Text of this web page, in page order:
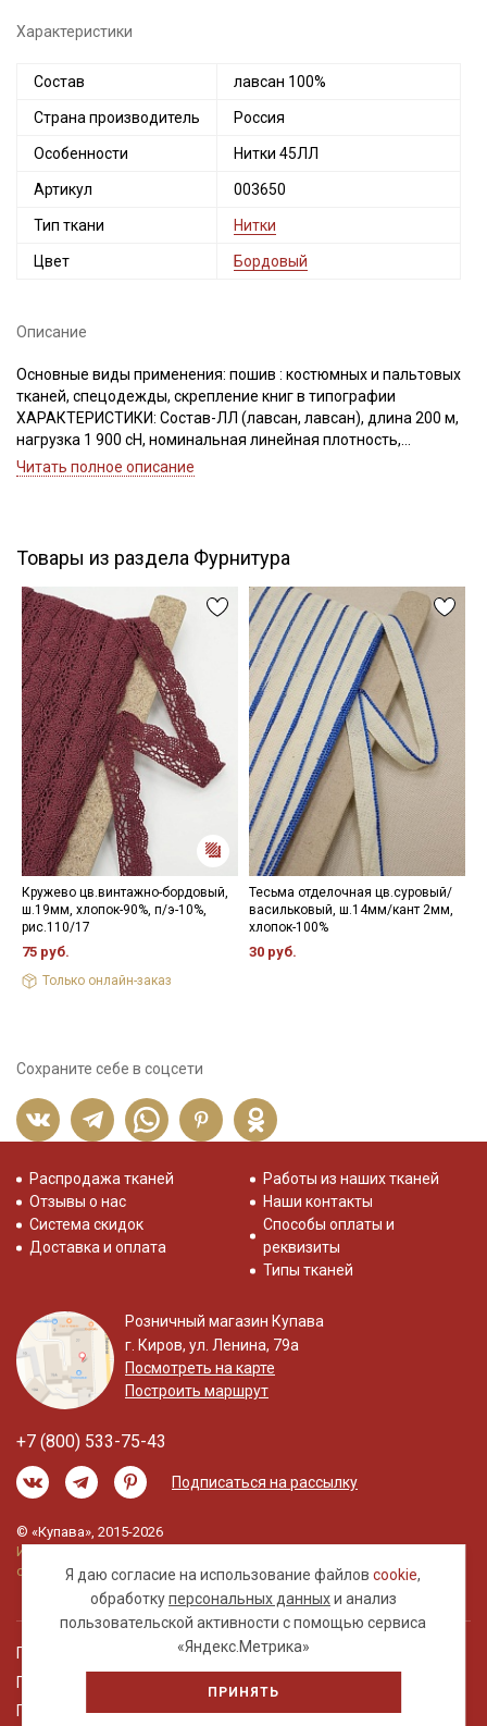
Характеристики
Состав лавсан 100%
Страна производитель Россия
Особенности Нитки 45ЛЛ
Артикул 003650
Тип ткани Нитки
Цвет Бордовый
Описание
Основные виды применения: пошив : костюмных и пальтовых
тканей, спецодежды, скрепление книг в типографии
ХАРАКТЕРИСТИКИ: Состав-ЛЛ (лавсан, лавсан), длина 200 м,
нагрузка 1 900 сН, номинальная линейная плотность,
Текс(структура)- 43,5 (21Текс*2)
Читать полное описание
Товары из раздела Фурнитура
Кружево цв.винтажно-бордовый,
ш.19мм, хлопок-90%, п/э-10%,
рис.110/17
75 руб.
Только онлайн-заказ
Тесьма отделочная цв.суровый/
васильковый, ш.14мм/кант 2мм,
хлопок-100%
30 руб.
Сохраните себе в соцсети
Я даю согласие на использование файловcookie,
обработкуперсональных данныхи анализ
пользовательской активности с помощью сервиса
«Яндекс.Метрика»
ПРИНЯТЬ
Распродажа тканей
Отзывы о нас
Система скидок
Доставка и оплата
Работы из наших тканей
Наши контакты
Способы оплаты и
реквизиты
Типы тканей
Розничный магазин Купава
г. Киров, ул. Ленина, 79а
Посмотреть на карте
Построить маршрут
+7 (800) 533-75-43
Подписаться на рассылку
© «Купава», 2015-2026
Информация на сайте не является публичной
офертой.
Правовая информация
Политика обработки персональных данных
Пользовательское соглашение
Мы публикуем здесь дополнительные
категории тканей
Ознакомлен(а) сПолитикой обработки персональных
данныхи даю
Согласие на обработку персональных
данных